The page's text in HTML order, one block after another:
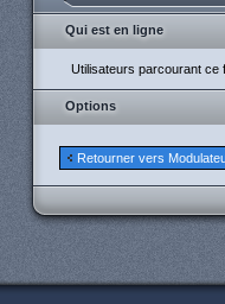
Qui est en ligne
Utilisateurs parcourant ce
Options
Retourner vers